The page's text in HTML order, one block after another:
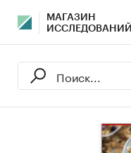
МАГАЗИН
ИССЛЕДОВАНИЙ